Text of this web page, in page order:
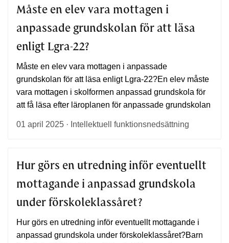
Måste en elev vara mottagen i
anpassade grundskolan för att läsa
enligt Lgra-22?
Måste en elev vara mottagen i anpassade
grundskolan för att läsa enligt Lgra-22?En elev måste
vara mottagen i skolformen anpassad grundskola för
att få läsa efter läroplanen för anpassade grundskolan
01 april 2025 · Intellektuell funktionsnedsättning
Hur görs en utredning inför eventuellt
mottagande i anpassad grundskola
under förskoleklassåret?
Hur görs en utredning inför eventuellt mottagande i
anpassad grundskola under förskoleklassåret?Barn